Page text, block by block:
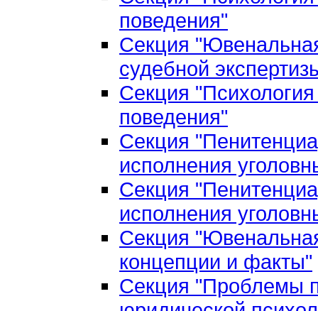
поведения"
Секция
судебной
Секция
поведения"
Секция
исполнения
Секция
исполнения
Секция
концепции и факты"
Секция "Проблемы